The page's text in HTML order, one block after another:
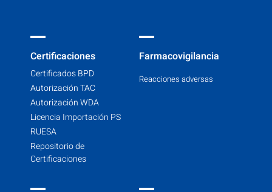
Certificaciones
Certificados BPD
Autorización TAC
Autorización WDA
Licencia Importación PS
RUESA
Repositorio de
Certificaciones
Farmacovigilancia
Reacciones adversas